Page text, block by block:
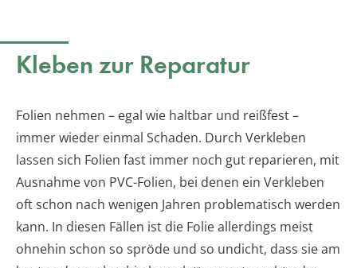
Kleben zur Reparatur
Folien nehmen – egal wie haltbar und reißfest –
immer wieder einmal Schaden. Durch Verkleben
lassen sich Folien fast immer noch gut reparieren, mit
Ausnahme von PVC-Folien, bei denen ein Verkleben
oft schon nach wenigen Jahren problematisch werden
kann. In diesen Fällen ist die Folie allerdings meist
ohnehin schon so spröde und so undicht, dass sie am